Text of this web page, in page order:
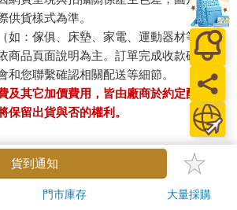
供貨樣式為準。
如：傢俱、床墊、家電、運動器材等）及
商品頁面說明為主。訂單完成收款確認
和您聯繫確認相關配送等細節。
及其它加價費用，皆由廠商於約定配送時
保留出貨與否的權利。
請您操作ATM! 如接獲電話要求您前往
從指示，以免受騙上當！
貨到通知
門市庫存 大量採購